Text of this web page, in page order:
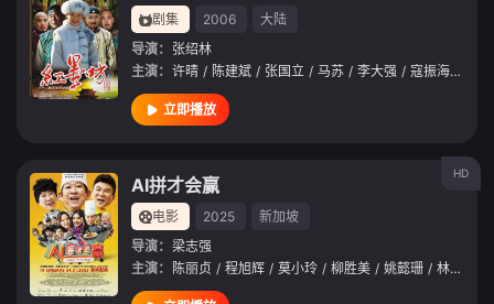
剧集 2006
大陆
导演： 张绍林
主演： 许晴 / 陈建斌 / 张国立 / 马苏 / 李大强 / 寇振海 /
立即播放
HD
AI拼才会赢
电影 2025
新加坡
导演： 梁志强
主演：
陈丽贞 / 程旭辉 / 莫小玲 / 柳胜美 / 姚懿珊 / 林俊良